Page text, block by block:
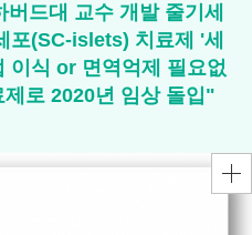
드대 교수 개발 줄기세
포(SC-islets) 치료제 '세
이식 or 면역억제 필요없
로 2020년 임상 돌입"